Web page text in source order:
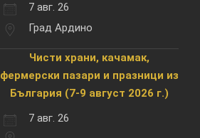
7 авг. 26
Град Ардино
Чисти храни, качамак,
фермерски пазари и празници из
България (7-9 август 2026 г.)
7 авг. 26